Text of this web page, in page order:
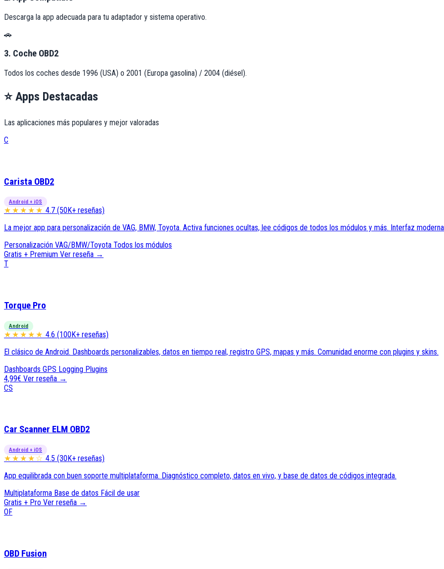
Descarga la app adecuada para tu adaptador y sistema operativo.
🚗
3. Coche OBD2
Todos los coches desde 1996 (USA) o 2001 (Europa gasolina) / 2004 (diésel).
⭐ Apps Destacadas
Las aplicaciones más populares y mejor valoradas
C
Carista OBD2
Android + iOS
★★★★★ 4.7 (50K+ reseñas)
La mejor app para personalización de VAG, BMW, Toyota. Activa funciones ocultas, lee códigos de todos los módulos y más. Interfaz
Personalización VAG/BMW/Toyota Todos los módulos
Gratis + Premium Ver reseña →
T
Torque Pro
Android
★★★★★ 4.6 (100K+ reseñas)
El clásico de Android. Dashboards personalizables, datos en tiempo real, registro GPS, mapas y más. Comunidad enorme con plugins y skins.
Dashboards GPS Logging Plugins
4,99€ Ver reseña →
CS
Car Scanner ELM OBD2
Android + iOS
★★★★☆ 4.5 (30K+ reseñas)
App equilibrada con buen soporte multiplataforma. Diagnóstico completo, datos en vivo, y base de datos de códigos integrada.
Multiplataforma Base de datos Fácil de usar
Gratis + Pro Ver reseña →
OF
OBD Fusion